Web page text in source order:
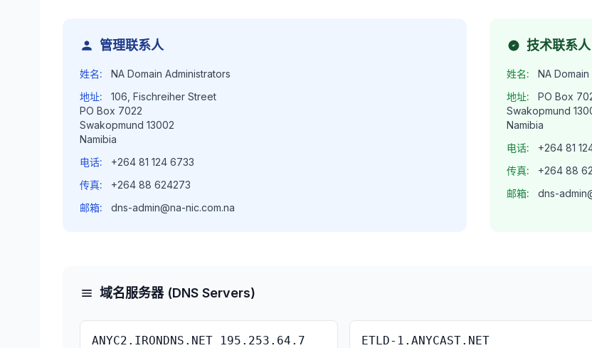
管理联系人
姓名:
NA Domain Administrators
地址:
106, Fischreiher Street
PO Box 7022
Swakopmund 13002
Namibia
电话:
+264 81 124 6733
传真:
+264 88 624273
邮箱:
dns-admin@na-nic.com.na
技术联系人
姓名:
NA
地址:
PO Box
Swakopmund
Namibia
电话:
+264 81
传真:
+264 88
邮箱:
dns-
域名服务器 (DNS Servers)
ANYC2.IRONDNS.NET 195.253.64.7
ETLD-1.ANYCAST.NET